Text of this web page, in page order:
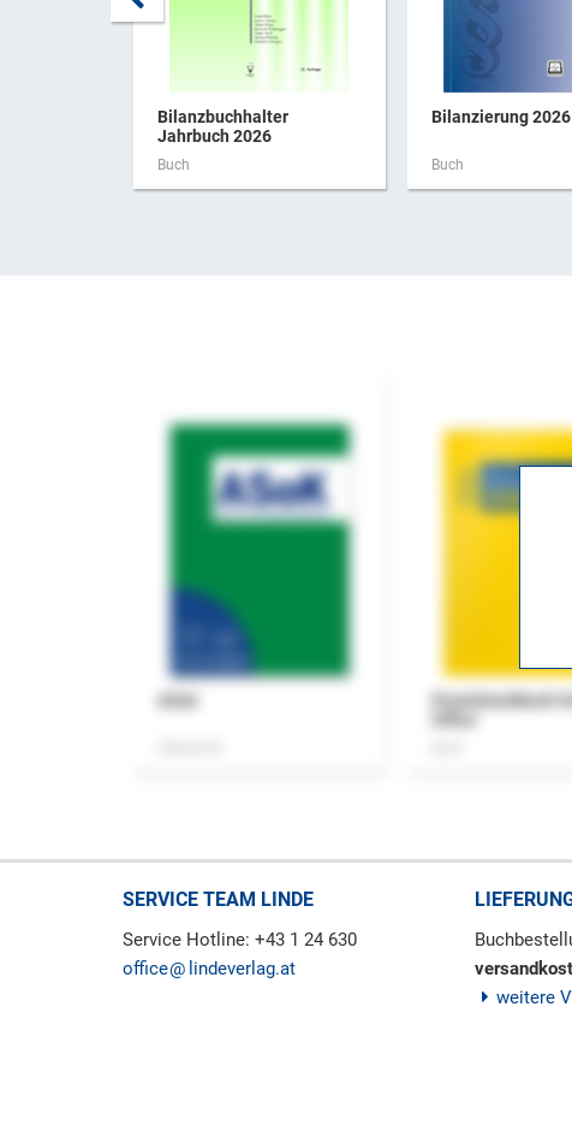
Bilanzbuchhalter
Jahrbuch 2026
Buch
Bilanzierung 2026
Buch
Praxishandbuch
SERVICE TEAM LINDE
Service Hotline: +43 1 24 630
office
lindeverlag.at
weitere